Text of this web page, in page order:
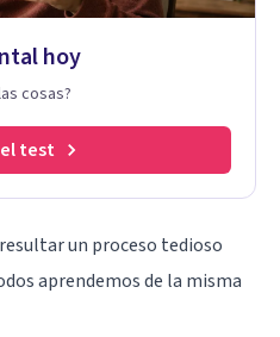
hoy
cosas?
test
un proceso tedioso
aprendemos de la misma